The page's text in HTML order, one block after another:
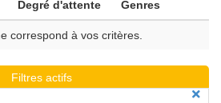
Degré d'attente Genres
correspond à vos critères.
Filtres actifs